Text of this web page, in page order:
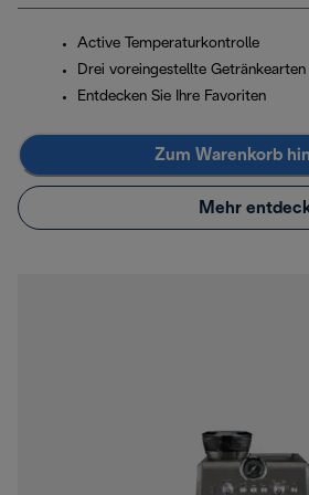
Active Temperaturkontrolle
Drei voreingestellte Getränkearten
Entdecken Sie Ihre Favoriten
Zum Warenkorb
Mehr